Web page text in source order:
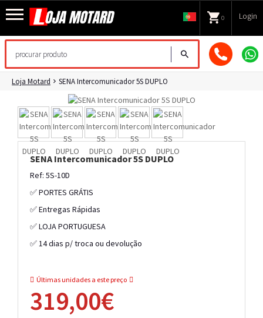
0 Login
Loja Motard SENA Intercomunicador 5S DUPLO
SENA Intercomunicador 5S DUPLO
Ref: 5S-10D
✅ PORTES GRÁTIS
✅ Entregas Rápidas
✅ LOJA PORTUGUESA
✅ 14 dias p/ troca ou devolução
Últimas unidades a este preço
319,00€